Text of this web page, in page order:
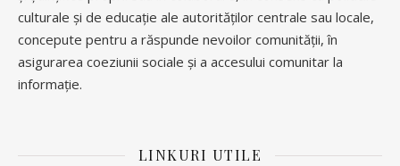
culturale și de educație ale autorităților centrale sau locale,
concepute pentru a răspunde nevoilor comunității, în
asigurarea coeziunii sociale și a accesului comunitar la
informație.
LINKURI UTILE